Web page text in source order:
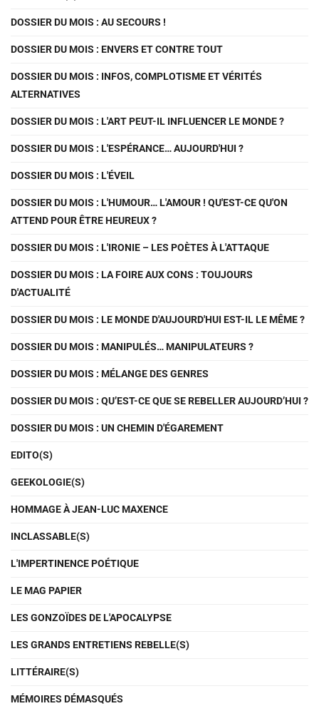
DOSSIER DU MOIS : AU SECOURS !
DOSSIER DU MOIS : ENVERS ET CONTRE TOUT
DOSSIER DU MOIS : INFOS, COMPLOTISME ET VÉRITÉS
ALTERNATIVES
DOSSIER DU MOIS : L'ART PEUT-IL INFLUENCER LE MONDE ?
DOSSIER DU MOIS : L'ESPÉRANCE… AUJOURD'HUI ?
DOSSIER DU MOIS : L'ÉVEIL
DOSSIER DU MOIS : L'HUMOUR… L'AMOUR ! QU'EST-CE QU'ON
ATTEND POUR ÊTRE HEUREUX ?
DOSSIER DU MOIS : L'IRONIE – LES POÈTES À L'ATTAQUE
DOSSIER DU MOIS : LA FOIRE AUX CONS : TOUJOURS
D'ACTUALITÉ
DOSSIER DU MOIS : LE MONDE D'AUJOURD'HUI EST-IL LE MÊME ?
DOSSIER DU MOIS : MANIPULÉS… MANIPULATEURS ?
DOSSIER DU MOIS : MÉLANGE DES GENRES
DOSSIER DU MOIS : QU’EST-CE QUE SE REBELLER AUJOURD’HUI ?
DOSSIER DU MOIS : UN CHEMIN D'ÉGAREMENT
EDITO(S)
GEEKOLOGIE(S)
HOMMAGE À JEAN-LUC MAXENCE
INCLASSABLE(S)
L'IMPERTINENCE POÉTIQUE
LE MAG PAPIER
LES GONZOÏDES DE L'APOCALYPSE
LES GRANDS ENTRETIENS REBELLE(S)
LITTÉRAIRE(S)
MÉMOIRES DÉMASQUÉS